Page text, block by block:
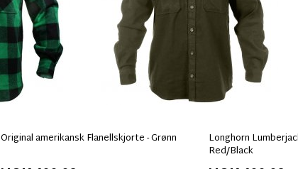
Original amerikansk Flanellskjorte - Grønn Longhorn
Red/Black